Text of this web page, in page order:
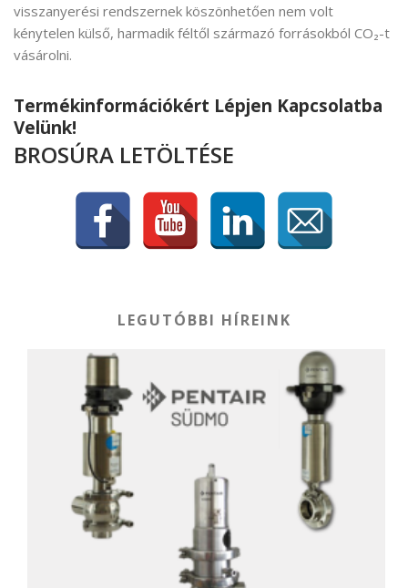
visszanyerési rendszernek köszönhetően nem volt
kénytelen külső, harmadik féltől származó forrásokból CO₂-t
vásárolni.
Termékinformációkért Lépjen Kapcsolatba
Velünk!
BROSÚRA LETÖLTÉSE
LEGUTÓBBI HÍREINK